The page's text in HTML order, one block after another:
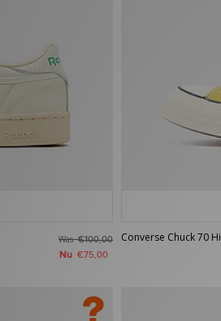
Was€100,00
Nu €75,00
Converse Chuck 70 Hi